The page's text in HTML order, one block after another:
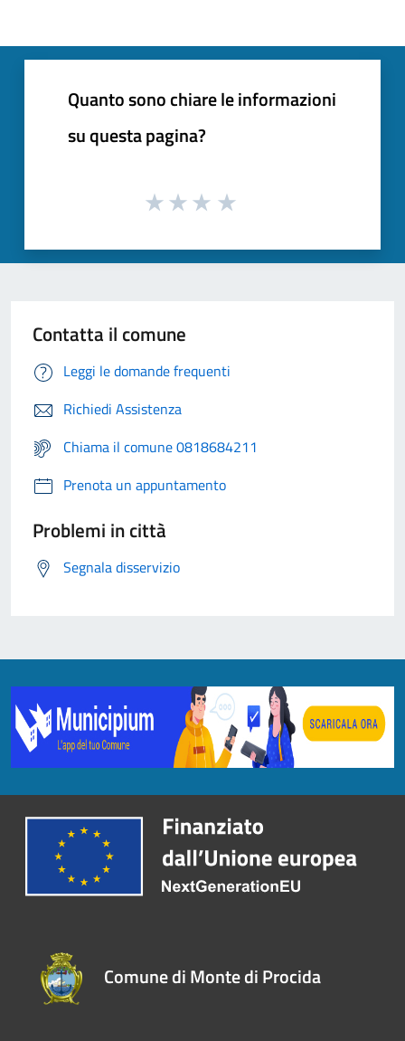
Quanto sono chiare le informazioni
su questa pagina?
Contatta il comune
Leggi le domande frequenti
Richiedi Assistenza
Chiama il comune 0818684211
Prenota un appuntamento
Problemi in città
Segnala disservizio
Comune di Monte di Procida